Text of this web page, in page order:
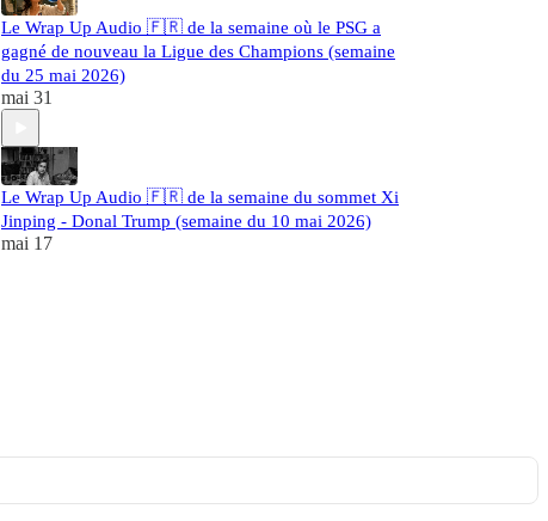
Le Wrap Up Audio 🇫🇷 de la semaine où le PSG a
gagné de nouveau la Ligue des Champions (semaine
du 25 mai 2026)
mai 31
Le Wrap Up Audio 🇫🇷 de la semaine du sommet Xi
Jinping - Donal Trump (semaine du 10 mai 2026)
mai 17